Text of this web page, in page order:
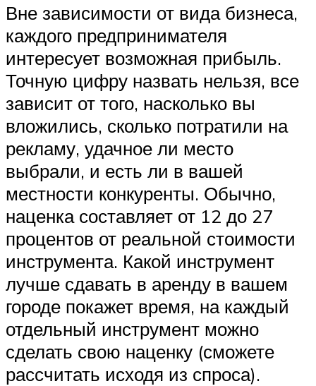
Вне зависимости от вида бизнеса,
каждого предпринимателя
интересует возможная прибыль.
Точную цифру назвать нельзя, все
зависит от того, насколько вы
вложились, сколько потратили на
рекламу, удачное ли место
выбрали, и есть ли в вашей
местности конкуренты. Обычно,
наценка составляет от 12 до 27
процентов от реальной стоимости
инструмента. Какой инструмент
лучше сдавать в аренду в вашем
городе покажет время, на каждый
отдельный инструмент можно
сделать свою наценку (сможете
рассчитать исходя из спроса).